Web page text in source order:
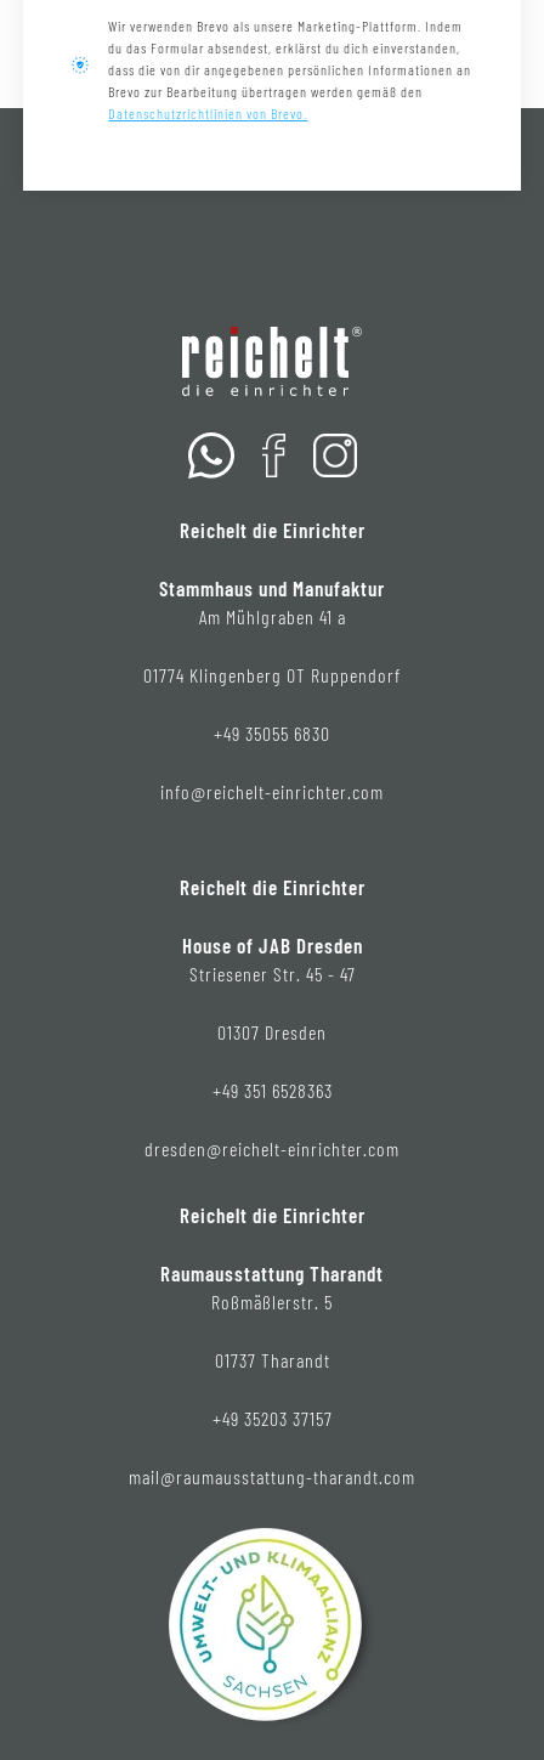
Wir verwenden Brevo als unsere Marketing-Plattform. Indem
du das Formular absendest, erklärst du dich einverstanden,
dass die von dir angegebenen persönlichen Informationen an
Brevo zur Bearbeitung übertragen werden gemäß den
Datenschutzrichtlinien von Brevo.
Reichelt die Einrichter
Stammhaus und Manufaktur
Am Mühlgraben 41 a
01774 Klingenberg OT Ruppendorf
+49 35055 6830
info@reichelt-einrichter.com
Reichelt die Einrichter
House of JAB Dresden
Striesener Str. 45 - 47
01307 Dresden
+49 351 6528363
dresden@reichelt-einrichter.com
Reichelt die Einrichter
Raumausstattung Tharandt
Roßmäßlerstr. 5
01737 Tharandt
+49 35203 37157
mail@raumausstattung-tharandt.com